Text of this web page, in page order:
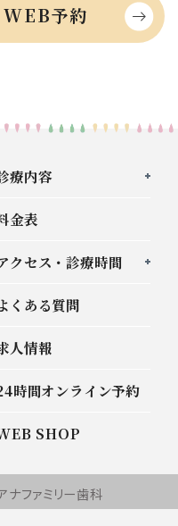
予約
療内容
金表
クセス・診療時間
くある質問
人情報
時間オンライン予約
SHOP
ファミリー歯科